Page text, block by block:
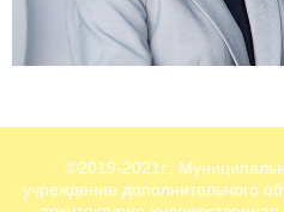
©2019-2021г.,
учреждение дополнительного